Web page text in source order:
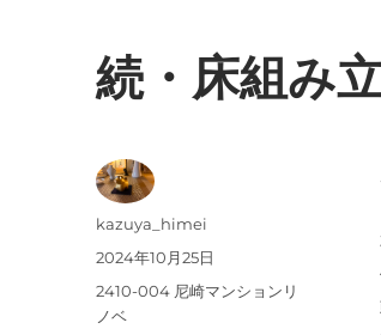
続・床組み
投
稿
kazuya_himei
投
稿
2024年10月25日
カ
テ
2410-004 尼崎マンションリ
ノベ